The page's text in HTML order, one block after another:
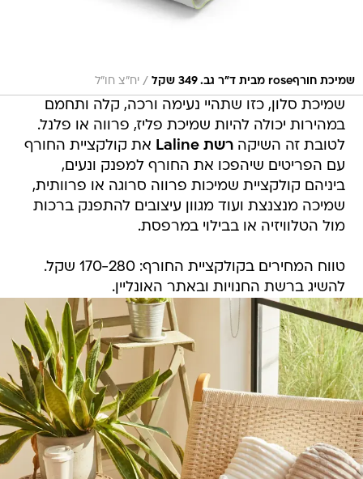
שמיכת חורףrose מבית ד"ר גב. 349 שקל / יח"צ חו"ל
שמיכת סלון, כזו שתהיי נעימה ורכה, קלה ותחמם
במהירות יכולה להיות שמיכת פליז, פרווה או פלנל.
לטובת זה השיקהרשת Laline
את קולקציית החורף
עם הפריטים שיהפכו את החורף למפנק ונעים,
ביניהם קולקציית שמיכות פרווה סרוגה או פרוותית,
שמיכה מנצנצת ועוד מגוון עיצובים להתפנק ברכות
מול הטלוויזיה או בבילוי במרפסת.
טווח המחירים בקולקציית החורף: 170-280 שקל.
להשיג ברשת החנויות ובאתר האונליין.